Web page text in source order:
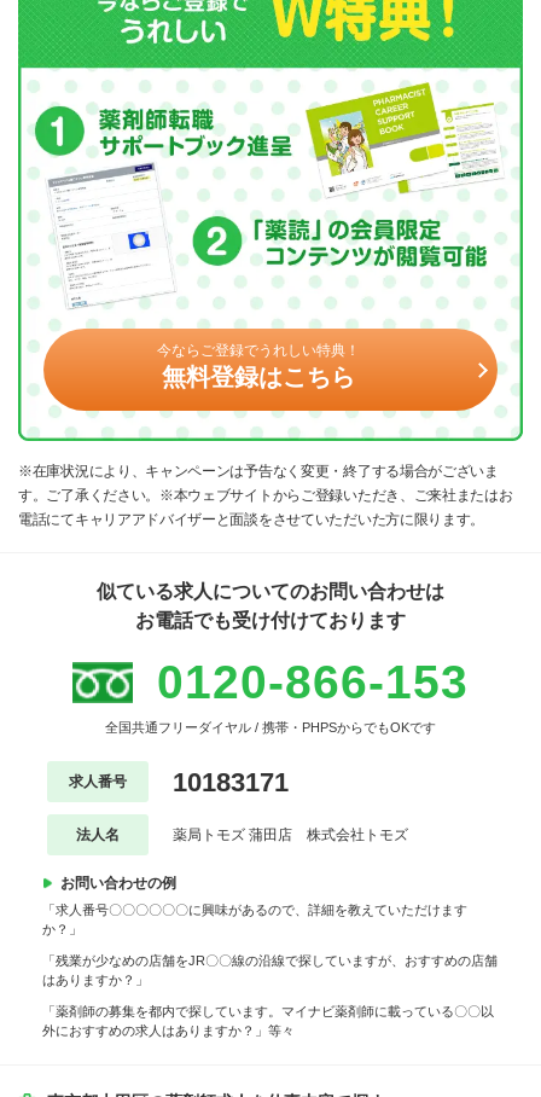
今ならご登録でうれしい特典！
無料登録はこちら
※在庫状況により、キャンペーンは予告なく変更・終了する場合がございま
す。ご了承ください。※本ウェブサイトからご登録いただき、ご来社またはお
電話にてキャリアアドバイザーと面談をさせていただいた方に限ります。
似ている求人についてのお問い合わせは
お電話でも受け付けております
0120-866-153
全国共通フリーダイヤル / 携帯・PHPSからでもOKです
求人番号 10183171
法人名 薬局トモズ 蒲田店 株式会社トモズ
お問い合わせの例
「求人番号〇〇〇〇〇〇に興味があるので、詳細を教えていただけます
か？」
「残業が少なめの店舗をJR〇〇線の沿線で探していますが、おすすめの店舗
はありますか？」
「薬剤師の募集を都内で探しています。マイナビ薬剤師に載っている〇〇以
外におすすめの求人はありますか？」等々